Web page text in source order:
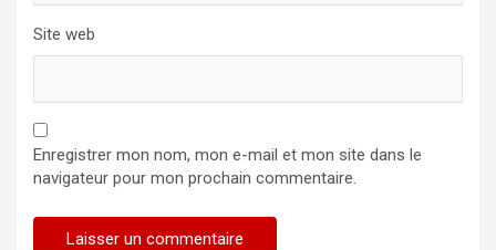
Site web
Enregistrer mon nom, mon e-mail et mon site dans le
navigateur pour mon prochain commentaire.